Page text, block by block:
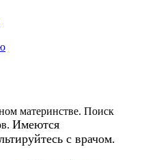
материнстве. Поиск
Имеются
с врачом.